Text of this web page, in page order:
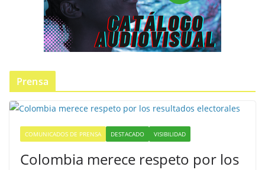
Prensa
COMUNICADOS DE PRENSA DESTACADO VISIBILIDAD
Colombia merece respeto por los